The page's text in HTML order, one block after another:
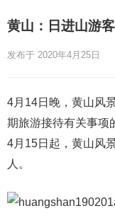
黄山：日进山游
发布于 2020年4月25日
4月14日晚，黄山风
期旅游接待有关事项
4月15日起，黄山风
人。